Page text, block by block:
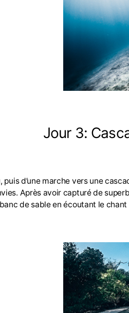
Jour 3:
d’une marche vers une
Après avoir capturé de
de sable en écoutant le